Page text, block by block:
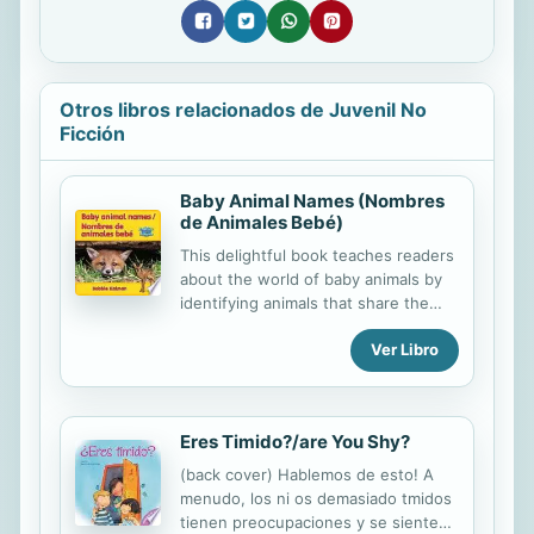
Otros libros relacionados de Juvenil No
Ficción
Baby Animal Names (Nombres
de Animales Bebé)
This delightful book teaches readers
about the world of baby animals by
identifying animals that share the
same names. Adorable photos
feature pups (baby dogs and foxes),
cubs (baby wolves and bears), and
children).
Ver Libro
Eres Timido?/are You Shy?
(back cover) Hablemos de esto! A
menudo, los ni os demasiado tmidos
tienen preocupaciones y se sienten